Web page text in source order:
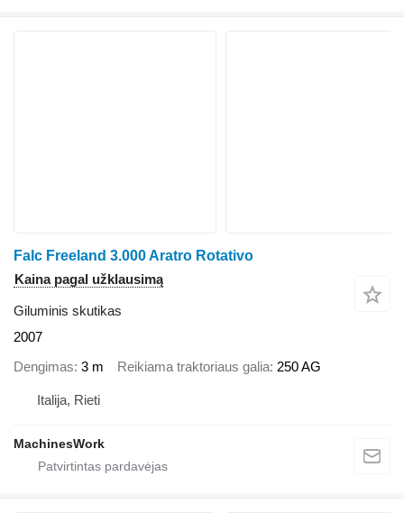
Falc Freeland 3.000 Aratro Rotativo
Kaina pagal užklausimą
Giluminis skutikas
2007
Dengimas 3 m Reikiama traktoriaus galia 250 AG
Italija, Rieti
MachinesWork